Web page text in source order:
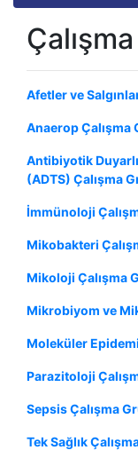
Afetler ve
Anaerop Çalışma
Antibiyotik
(ADTS) Çalışma
İmmünoloji
Mikobakteri
Mikoloji Çalışma
Mikrobiyom ve
Moleküler
Parazitoloji
Sepsis Çalışma
Tek Sağlık